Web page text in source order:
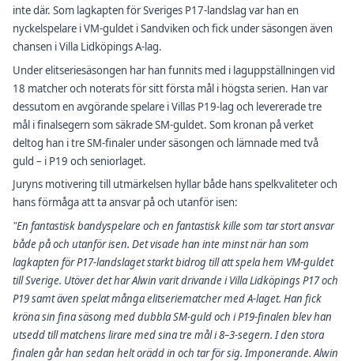
inte där. Som lagkapten för Sveriges P17-landslag var han en
nyckelspelare i VM-guldet i Sandviken och fick under säsongen även
chansen i Villa Lidköpings A-lag.
Under elitseriesäsongen har han funnits med i laguppställningen vid
18 matcher och noterats för sitt första mål i högsta serien. Han var
dessutom en avgörande spelare i Villas P19-lag och levererade tre
mål i finalsegern som säkrade SM-guldet. Som kronan på verket
deltog han i tre SM-finaler under säsongen och lämnade med två
guld – i P19 och seniorlaget.
Juryns motivering till utmärkelsen hyllar både hans spelkvaliteter och
hans förmåga att ta ansvar på och utanför isen:
"En fantastisk bandyspelare och en fantastisk kille som tar stort ansvar
både på och utanför isen. Det visade han inte minst när han som
lagkapten för P17-landslaget starkt bidrog till att spela hem VM-guldet
till Sverige. Utöver det har Alwin varit drivande i Villa Lidköpings P17 och
P19 samt även spelat många elitseriematcher med A-laget. Han fick
kröna sin fina säsong med dubbla SM-guld och i P19-finalen blev han
utsedd till matchens lirare med sina tre mål i 8–3-segern. I den stora
finalen går han sedan helt orädd in och tar för sig. Imponerande. Alwin